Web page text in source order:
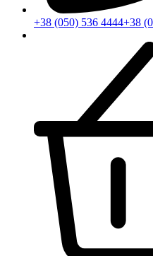
+38 (050) 536 4444+38